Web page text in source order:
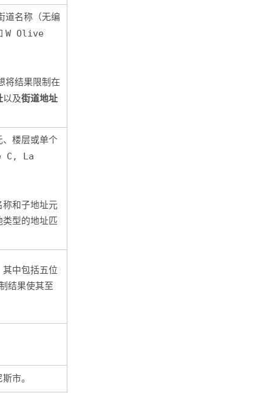
道名称（无编
W Olive
将结果限制在
以及街道地址
楼层或单个
C, La
称和子地址元
型的地址匹
其中包括五位
结果使其至
斯市。